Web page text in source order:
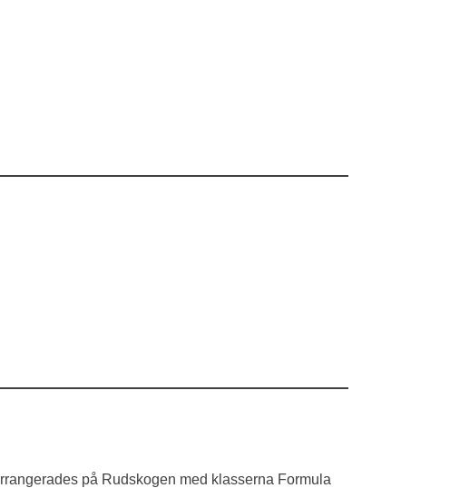
på Rudskogen med klasserna Formula